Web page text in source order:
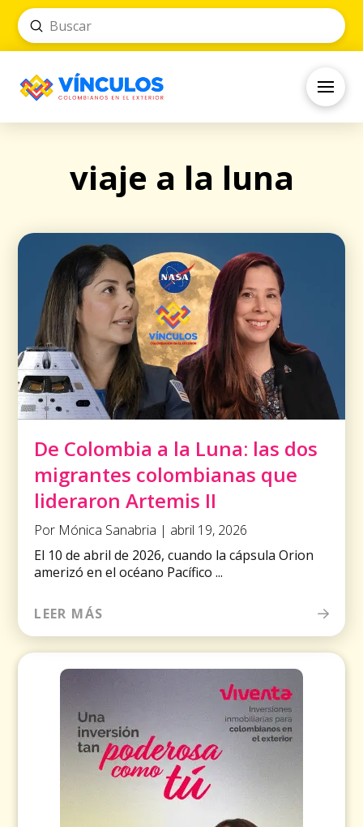
Search
Submit
viaje a la luna
De Colombia a la Luna: las dos
migrantes colombianas que
lideraron Artemis II
Por Mónica Sanabria | abril 19, 2026
El 10 de abril de 2026, cuando la cápsula Orion
amerizó en el océano Pacífico ...
LEER MÁS